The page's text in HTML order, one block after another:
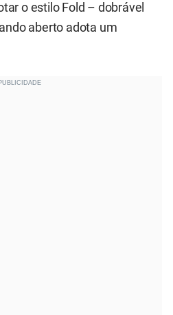
o estilo Fold – dobrável
aberto adota um